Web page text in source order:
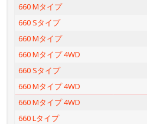
660 Mタイプ
660 Sタイプ
660 Mタイプ
660 Mタイプ 4WD
660 Sタイプ
660 Mタイプ 4WD
660 Mタイプ 4WD
660 Lタイプ